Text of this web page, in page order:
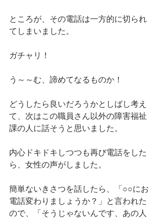
ところが、その電話は一方的に切られ
てしまいました。
ガチャリ！
う～～む、諦めてなるものか！
どうしたら良いだろうかとしばし考え
て、次はこの職員さん以外の障害福祉
課の人に話そうと思いました。
内心ドキドキしつつも再び電話をした
ら、女性の声がしました。
簡単ないきさつを話したら、「○○にお
電話変わりましょうか？」と言われた
ので、「そうじゃないんです、あの人